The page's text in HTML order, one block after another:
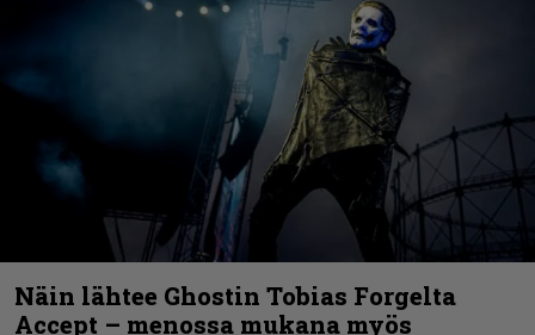
Näin lähtee Ghostin Tobias Forgelta
Accept – menossa mukana myös